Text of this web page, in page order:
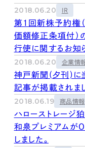
ストレージ室数実績
IRライブラリ
株式・株主情報
個人投資家の皆
よくある質問・用
IRメール登録
免責事項
商品情報
先輩社員インタビュ
中途採用
採用エントリー
kur
asul
土地活用
サイト
カスタマーハラ
シー
情報セキュ
2018.06.20 IR
第１回新株予約権
価額修正条項付）
行使に関するお知
2018.06.20 企業情
神戸新聞(夕刊)に
記事が掲載されまし
2018.06.19 商品情報
ハローストレージ
和泉プレミアムがＯ
しました。